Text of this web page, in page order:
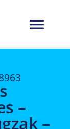
–
–